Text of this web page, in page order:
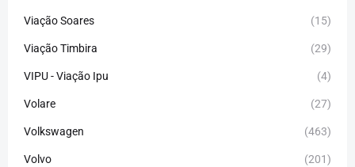
Viação Soares (15)
Viação Timbira (29)
VIPU - Viação Ipu (4)
Volare (27)
Volkswagen (463)
Volvo (201)